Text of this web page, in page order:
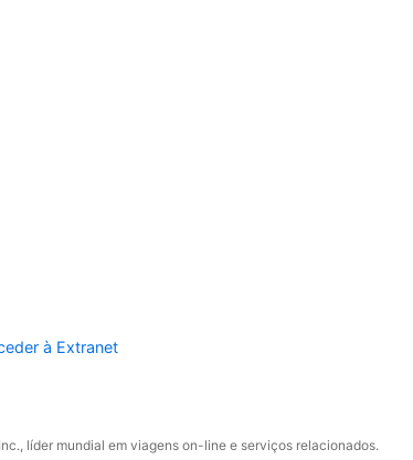
à Extranet
líder mundial em viagens on-line e serviços relacionados.